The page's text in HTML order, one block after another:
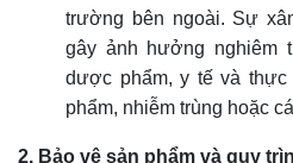
trường bên ngoài. Sự
gây ảnh hưởng nghiêm
dược phẩm, y tế và thực
phẩm, nhiễm trùng hoặc
2. Bảo vệ sản phẩm và quy